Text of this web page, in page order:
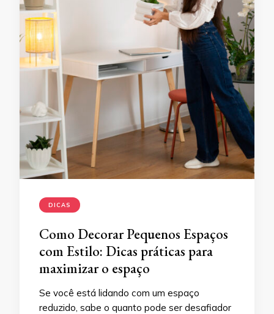
DICAS
Como Decorar Pequenos Espaços
com Estilo: Dicas práticas para
maximizar o espaço
Se você está lidando com um espaço
reduzido, sabe o quanto pode ser desafiador